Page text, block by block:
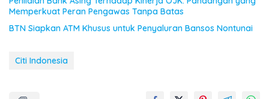
Memperkuat Peran Pengawas Tanpa Batas
BTN Siapkan ATM Khusus untuk Penyaluran Bansos Nontunai
Citi Indonesia